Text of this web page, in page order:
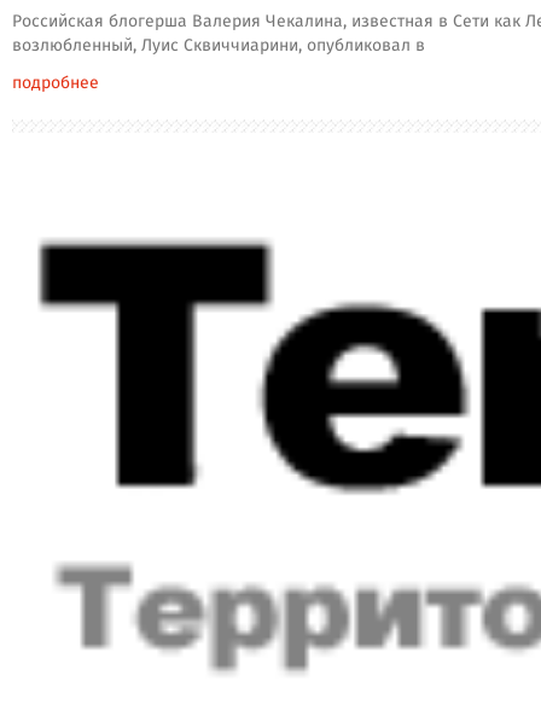
Российская блогерша Валерия Чекалина, известная в Сети как
возлюбленный, Луис Сквиччиарини, опубликовал в
подробнее